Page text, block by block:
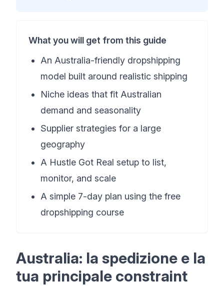
What you will get from this guide
An Australia-friendly dropshipping
model built around realistic shipping
Niche ideas that fit Australian
demand and seasonality
Supplier strategies for a large
geography
A Hustle Got Real setup to list,
monitor, and scale
A simple 7-day plan using the free
dropshipping course
Australia: la spedizione e la
tua principale constraint